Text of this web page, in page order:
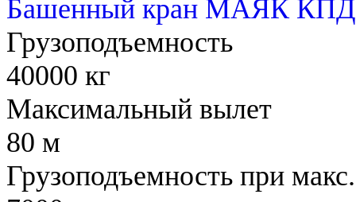
Башенный кран МАЯК КПД
Грузоподъемность
40000 кг
Максимальный вылет
80 м
Грузоподъемность при